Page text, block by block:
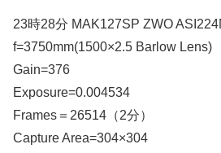
23時28分 MAK127SP ZWO
f=3750mm(1500×2.5 Barlow Lens)
Gain=376
Exposure=0.004534
Frames＝26514（2分）
Capture Area=304×304